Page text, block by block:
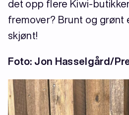
det opp flere Kiwi-
fremover? Brunt og grønt
skjønt!
Foto: Jon Hasselgård/